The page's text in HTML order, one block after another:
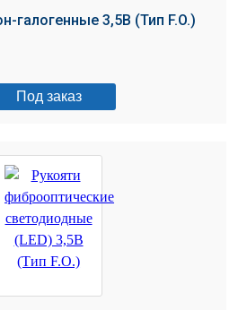
галогенные 3,5В (Тип F.O.)
Под заказ